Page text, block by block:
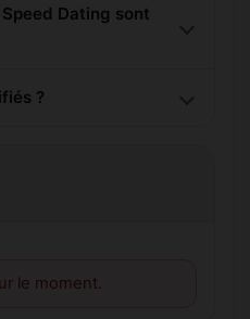
Dating sont
?
le moment.